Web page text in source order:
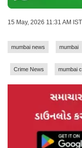
15 May, 2026 11:31 AM
mumbai news mumbai
Crime News mumbai